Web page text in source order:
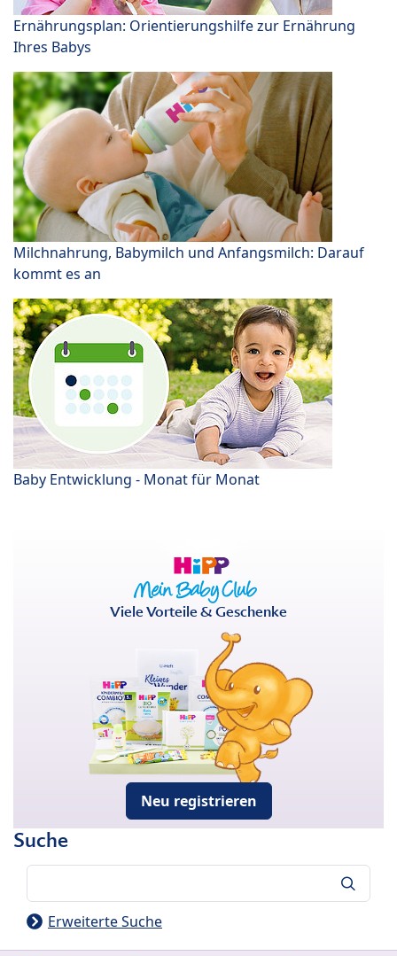
Ernährungsplan: Orientierungshilfe zur Ernährung
Ihres Babys
Milchnahrung, Babymilch und Anfangsmilch: Darauf
kommt es an
Baby Entwicklung - Monat für Monat
Viele Vorteile & Geschenke
Neu registrieren
Suche
Erweiterte Suche